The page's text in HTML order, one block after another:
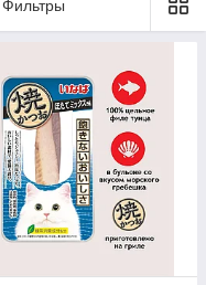
и минимальным
и консервантов
и витамин Е
добавлены
Фильтры